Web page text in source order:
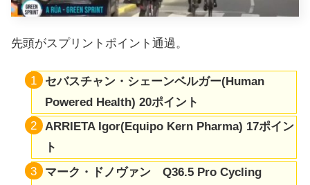
先頭がスプリントポイント通過。
セバスチャン・シェーンベルガー(Human
Powered Health) 20ポイント
ARRIETA Igor(Equipo Kern Pharma) 17ポイン
ト
マーク・ドノヴァン Q36.5 Pro Cycling